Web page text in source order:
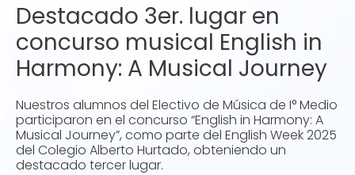
Destacado 3er. lugar en
concurso musical English in
Harmony: A Musical Journey
Nuestros alumnos del Electivo de Música de I° Medio
participaron en el concurso “English in Harmony: A
Musical Journey”, como parte del English Week 2025
del Colegio Alberto Hurtado, obteniendo un
destacado tercer lugar.